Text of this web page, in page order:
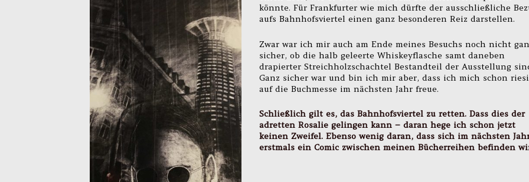
könnte. Für Frankfurter wie mich dürfte der ausschließliche
aufs Bahnhofsviertel einen ganz besonderen Reiz darstellen.
Zwar war ich mir auch am Ende meines Besuchs noch nicht
sicher, ob die halb geleerte Whiskeyflasche samt daneben
drapierter Streichholzschachtel Bestandteil der Ausstellung
Ganz sicher war und bin ich mir aber, dass ich mich schon
auf die Buchmesse im nächsten Jahr freue.
Schließlich gilt es, das Bahnhofsviertel zu retten. Dass dies der
adretten Rosalie gelingen kann – daran hege ich schon jetzt
keinen Zweifel. Ebenso wenig daran, dass sich im nächsten
erstmals ein Comic zwischen meinen Bücherreihen befinden